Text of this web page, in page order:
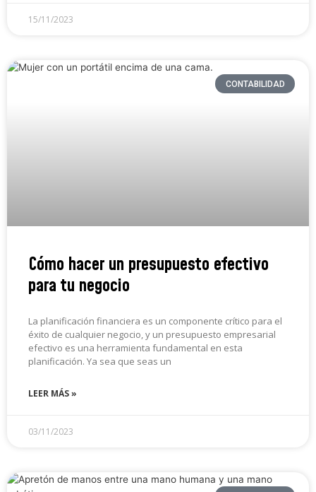
15/11/2023
CONTABILIDAD
Cómo hacer un presupuesto efectivo
para tu negocio
La planificación financiera es un componente crítico para el
éxito de cualquier negocio, y un presupuesto empresarial
efectivo es una herramienta fundamental en esta
planificación. Ya sea que seas un
LEER MÁS »
03/11/2023